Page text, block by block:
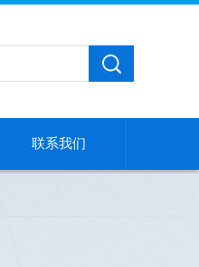
联系我们